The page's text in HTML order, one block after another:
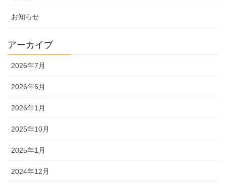
お知らせ
アーカイブ
2026年7月
2026年6月
2026年1月
2025年10月
2025年1月
2024年12月